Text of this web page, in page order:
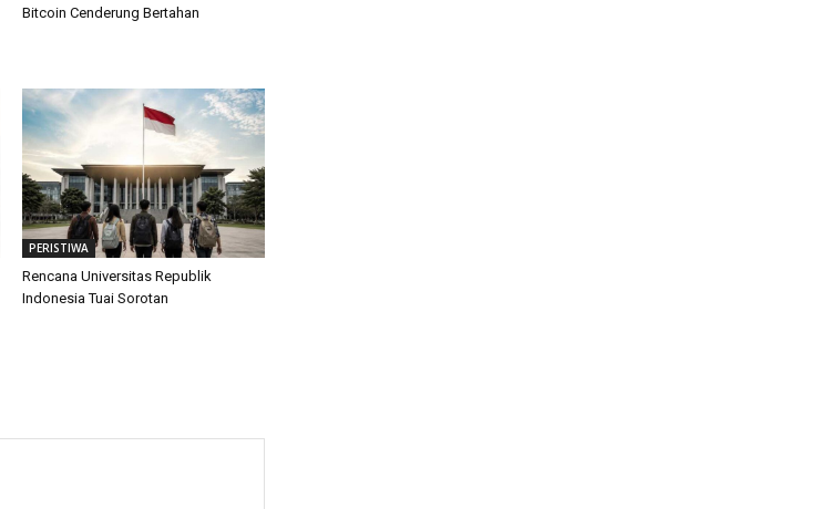
Bitcoin Cenderung Bertahan
PERISTIWA
Rencana Universitas Republik
Indonesia Tuai Sorotan